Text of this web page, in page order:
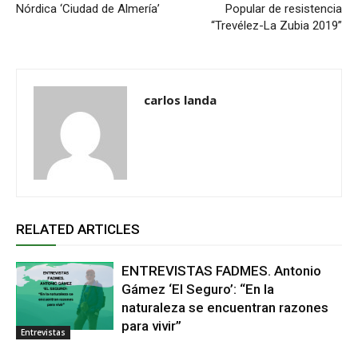
Nórdica ‘Ciudad de Almería’
Popular de resistencia
“Trevélez-La Zubia 2019”
carlos landa
RELATED ARTICLES
Entrevistas
ENTREVISTAS FADMES. Antonio
Gámez ‘El Seguro’: “En la
naturaleza se encuentran razones
para vivir”